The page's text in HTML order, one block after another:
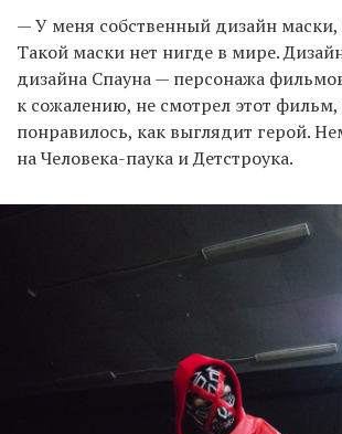
— У меня собственный дизайн маски,
Такой маски нет нигде в мире.
дизайна Спауна — персонажа
к сожалению, не смотрел этот
понравилось, как выглядит герой.
на Человека-паука и Детстроука.